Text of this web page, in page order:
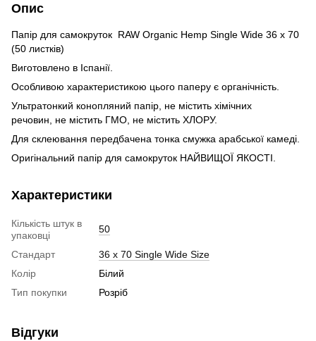
Опис
Папір для самокруток RAW Organic Hemp Single Wide 36 х 70
(50 листків)
Виготовлено в Іспанії.
Особливою характеристикою цього паперу є органічність.
Ультратонкий конопляний папір, не містить хімічних
речовин, не містить ГМО, не містить ХЛОРУ.
Для склеювання передбачена тонка смужка арабської камеді.
Оригінальний папір для самокруток НАЙВИЩОЇ ЯКОСТІ.
Характеристики
Кількість штук в
упаковці
50
Стандарт
36 х 70 Single Wide Size
Колір
Білий
Тип покупки
Розріб
Відгуки